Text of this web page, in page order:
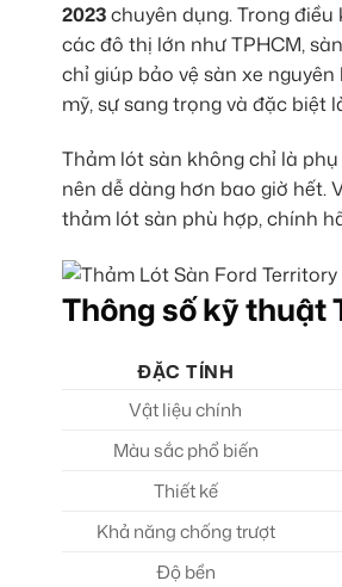
2023chuyên dụng. Trong
các đô thị lớn như TPHCM,
chỉ giúp bảo vệ sàn xe
mỹ, sự sang trọng và đặc
Thảm lót sàn không chỉ là
nên dễ dàng hơn bao giờ hết.
thảm lót sàn phù hợp, chính
Thông số kỹ thuật
ĐẶC TÍNH
Vật liệu chính
Màu sắc phổ biến
Thiết kế
Khả năng chống trượt
Độ bền